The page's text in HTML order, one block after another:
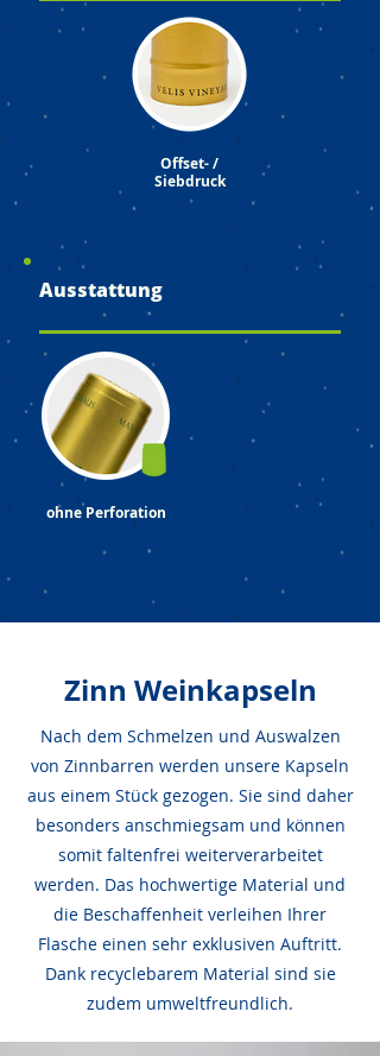
Offset- /
Siebdruck
Ausstattung
ohne Perforation
Zinn Weinkapseln
Nach dem Schmelzen und Auswalzen
von Zinnbarren werden unsere Kapseln
aus einem Stück gezogen. Sie sind daher
besonders anschmiegsam und können
somit faltenfrei weiterverarbeitet
werden. Das hochwertige Material und
die Beschaffenheit verleihen Ihrer
Flasche einen sehr exklusiven Auftritt.
Dank re­cy­c­le­barem Material sind sie
zudem umweltfreundlich.